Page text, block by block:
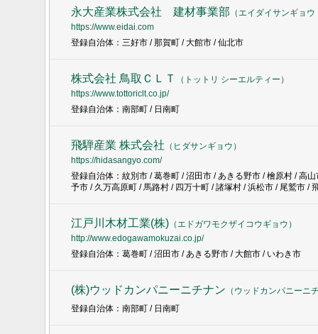
永大産業株式会社 建材事業部 （エイダイサンギョ
https://www.eidai.com
登録自治体：三好市 / 那賀町 / 大館市 / 仙北市
株式会社 鳥取ＣＬＴ （ トットリ シーエルティー ）
https://www.tottoriclt.co.jp/
登録自治体：南部町 / 日南町
飛騨産業 株式会社 （ ヒダサンギョウ ）
https://hidasangyo.com/
登録自治体：紋別市 / 葛巻町 / 沼田市 / あきる野市 / 檜原村 / 高
予市 / 久万高原町 / 馬路村 / 四万十町 / 諸塚村 / 浜松市 / 尾鷲市 /
江戸川木材工業(株)（エドガワモクザイコウギョウ ）
http://www.edogawamokuzai.co.jp/
登録自治体：葛巻町 / 沼田市 / あきる野市 / 大館市 / いわき市
(株)ウッドカンパニーニチナン （ ウッドカンパニーニ
登録自治体：南部町 / 日南町